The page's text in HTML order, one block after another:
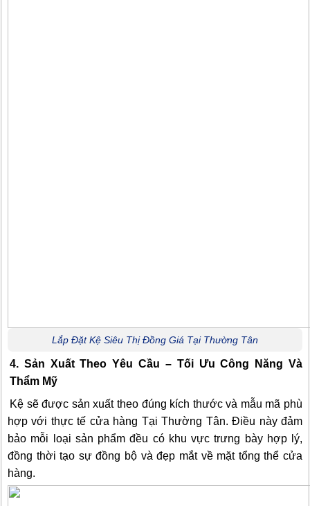
Lắp Đặt Kệ Siêu Thị Đồng Giá Tại Thường Tân
4. Sản Xuất Theo Yêu Cầu – Tối Ưu Công Năng Và
Thẩm Mỹ
Kệ sẽ được sản xuất theo đúng kích thước và mẫu mã phù
hợp với thực tế cửa hàng Tại Thường Tân. Điều này đảm
bảo mỗi loại sản phẩm đều có khu vực trưng bày hợp lý,
đồng thời tạo sự đồng bộ và đẹp mắt về mặt tổng thể cửa
hàng.